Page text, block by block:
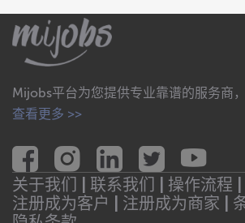
Mijobs平台为您提供专业靠谱的服务商
查看更多 >>
关于我们 | 联系我们 | 操作流程 |
注册成为客户 | 注册成为商家 |